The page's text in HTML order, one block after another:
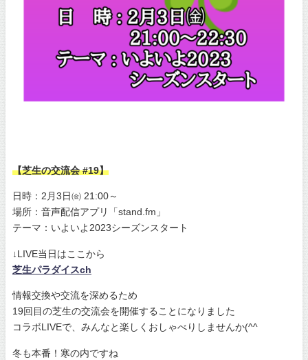
【芝生の交流会 #19】
日時：2月3日㈮ 21:00～
場所：音声配信アプリ「stand.fm」
テーマ：いよいよ2023シーズンスタート
↓LIVE当日はここから
芝生パラダイスch
情報交換や交流を深めるため
19回目の芝生の交流会を開催することになりました
コラボLIVEで、みんなと楽しくおしゃべりしませんか(^^
冬も本番！寒の内ですね